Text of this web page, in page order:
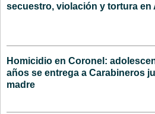
secuestro, violación y tortura en
Homicidio en Coronel:
años se entrega a Carabineros
madre